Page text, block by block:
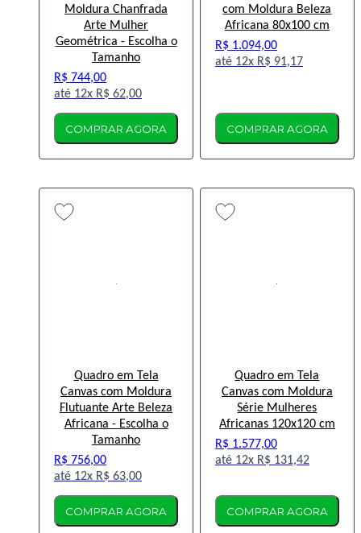
Moldura Chanfrada
Arte Mulher
Geométrica - Escolha o
Tamanho
R$ 744,00
12x R$ 62,00
COMPRAR AGORA
com Moldura Beleza
Africana 80x100 cm
R$ 1.094,00
12x R$ 91,17
COMPRAR AGORA
Quadro em Tela
Canvas com Moldura
Flutuante Arte Beleza
Africana - Escolha o
Tamanho
R$ 756,00
12x R$ 63,00
COMPRAR AGORA
Quadro em Tela
Canvas com Moldura
Série Mulheres
Africanas 120x120 cm
R$ 1.577,00
12x R$ 131,42
COMPRAR AGORA